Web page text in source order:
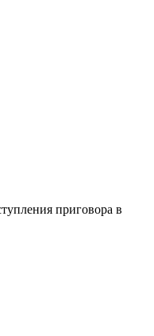
приговора в